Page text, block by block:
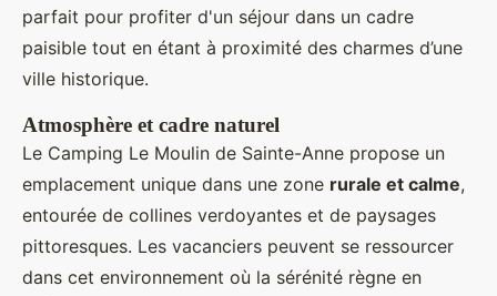
parfait pour profiter d'un séjour dans un cadre
paisible tout en étant à proximité des charmes d’une
ville historique.
Atmosphère et cadre naturel
Le Camping Le Moulin de Sainte-Anne propose un
emplacement unique dans une zone rurale et calme,
entourée de collines verdoyantes et de paysages
pittoresques. Les vacanciers peuvent se ressourcer
dans cet environnement où la sérénité règne en